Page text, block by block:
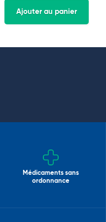
Ajouter au panier
Médicaments sans
ordonnance